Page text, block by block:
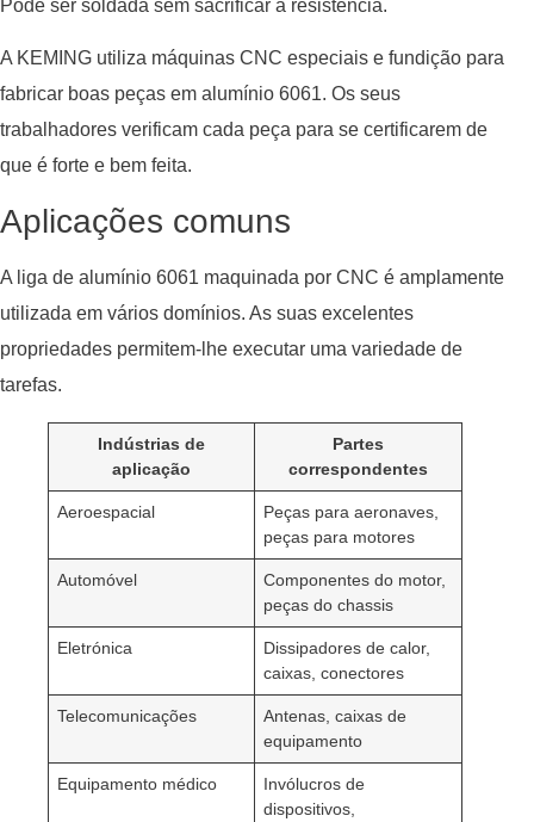
Pode ser soldada sem sacrificar a resistência.
A KEMING utiliza máquinas CNC especiais e fundição para
fabricar boas peças em alumínio 6061. Os seus
trabalhadores verificam cada peça para se certificarem de
que é forte e bem feita.
Aplicações comuns
A liga de alumínio 6061 maquinada por CNC é amplamente
utilizada em vários domínios. As suas excelentes
propriedades permitem-lhe executar uma variedade de
tarefas.
Indústrias de
aplicação
Partes
correspondentes
Aeroespacial
Peças para aeronaves,
peças para motores
Automóvel
Componentes do motor,
peças do chassis
Eletrónica
Dissipadores de calor,
caixas, conectores
Telecomunicações
Antenas, caixas de
equipamento
Equipamento médico
Invólucros de
dispositivos,